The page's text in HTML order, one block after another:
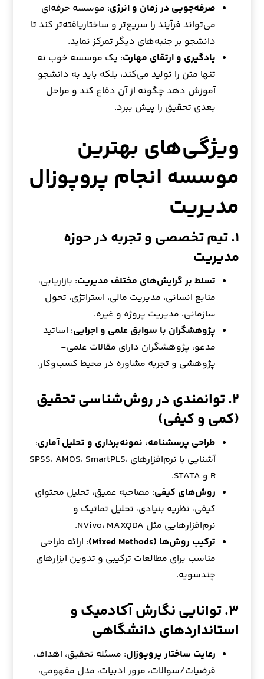
صرفه‌جویی در زمان و انرژی: موسسه حرفه‌ای
می‌تواند فرآیند را سریع‌تر و ساختاریافته‌تر کند تا
دانشجو بر جنبه‌های دیگر تمرکز نماید.
یادگیری و ارتقای مهارت: یک موسسه خوب نه
تنها متن را تولید می‌کند، بلکه باید به دانشجو
آموزش دهد چگونه از آن دفاع کند و مراحل
بعدی تحقیق را پیش ببرد.
ویژگی‌های بهترین
موسسه انجام پروپوزال
مدیریت
۱. تیم تخصصی و تجربه در حوزه
مدیریت
تسلط بر گرایش‌های مختلف مدیریت: بازاریابی،
منابع انسانی، مدیریت مالی، استراتژی، تحول
سازمانی، مدیریت پروژه و غیره.
پژوهشگران با سوابق علمی و اجرایی: اساتید
مدعو، پژوهشگران دارای مقالات علمی-
پژوهشی و تجربه مشاوره در محیط کسب‌وکار.
۲. توانمندی در روش‌شناسی تحقیق
(کمی و کیفی)
طراحی پرسشنامه، نمونه‌برداری و تحلیل آماری:
آشنایی با نرم‌افزارهای SPSS، AMOS، SmartPLS،
R و STATA.
روش‌های کیفی: مصاحبه عمیق، تحلیل محتوای
کیفی، نظریه بنیادی، تحلیل تماتیک و
نرم‌افزارهایی مثل NVivo، MAXQDA.
ترکیب روش‌ها (Mixed Methods)
: ارائه طراحی
مناسب برای مطالعات ترکیبی و تدوین ابزارهای
چندسویه.
۳. توانایی نگارش آکادمیک و
استانداردهای دانشگاهی
رعایت ساختار پروپوزال: مسئله تحقیق، اهداف،
فرضیات/سوالات، مرور ادبیات، مدل مفهومی،